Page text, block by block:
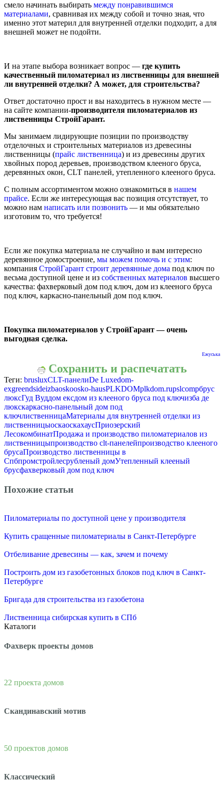
смело начинать выбирать между понравившимся
материалами, сравнивая их между собой и точно зная, что
именно этот материл для внутренней отделки подходит, а для
внешней может не подойти.
И на этапе выбора возникает вопрос — где купить
качественный пиломатериал из лиственницы для внешней
ли внутренней отделки? А может, для строительства?
Ответ достаточно прост и вы находитесь в нужном месте —
на сайте компании-производителя пиломатериалов из
лиственницы СтройГарант.
Мы занимаем лидирующие позиции по производству
отделочных и строительных материалов из древесины
лиственницы (прайс лиственница) и из древесины других
хвойных пород деревьев, производством клееного бруса,
деревянных окон, CLT панелей, утепленного клееного бруса.
C полным ассортиментом можно ознакомиться в нашем
прайсе. Если же интересующая вас позиция отсутствует, то
можно нам написать или позвонить — и мы обязательно
изготовим то, что требуется!
Если же покупка материала не случайно и вам интересно
деревянное домостроение, мы можем помочь и с этим:
компания СтройГарант строит деревянные дома под ключ по
весьма доступной цене и из собственных материалов высшего
качества: фахверковый дом под ключ, дом из клееного бруса
под ключ, каркасно-панельный дом под ключ.
Покупка пиломатериалов у СтройГарант — очень
выгодная сделка.
Ежуська
Сохранить и распечатать
Теги: brusluxCLT-панелиDe Luxedom-
exgreendsideizbaoskoosko-hausPLKDOMplkdom.rupslcompбрус
люксГуд Вуддом ексдом из клееного бруса под ключизба де
люкскаркасно-панельный дом под
ключлиственницаМатериалы для внутренней отделки из
лиственницыоскаоскахаусПриозерский
ЛесокомбинатПродажа и производство пиломатериалов из
лиственницыпроизводство clt-панелейпроизводство клееного
брусаПроизводство лиственницы в
Спбпромстройлесрубленый домУтепленный клееный
брусфахверковый дом под ключ
Похожие статьи
Пиломатериалы по доступной цене у производителя
Купить сращенные пиломатериалы в Санкт-Петербурге
Отбеливание древесины — как, зачем и почему
Построить дом из газобетонных блоков под ключ в Санкт-
Петербурге
Бригада для строительства из газобетона
Лиственница сибирская купить в СПб
Каталоги
Фахверк проекты домов
22 проекта домов
Скандинавский мотив
50 проектов домов
Классический